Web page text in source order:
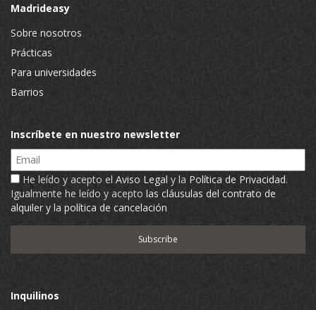
Madrideasy
Sobre nosotros
Prácticas
Para universidades
Barrios
Inscríbete en nuestro newsletter
Email
He leído y acepto el Aviso Legal y la Política de Privacidad.
Igualmente he leído y acepto las cláusulas del contrato de
alquiler y la política de cancelación
Inquilinos